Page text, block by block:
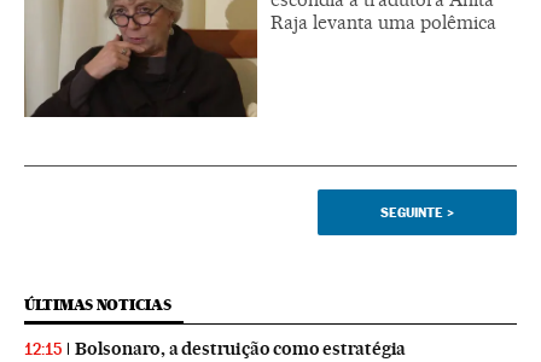
Raja levanta uma polêmica
SEGUINTE >
ÚLTIMAS NOTICIAS
12:15 Bolsonaro, a destruição como estratégia